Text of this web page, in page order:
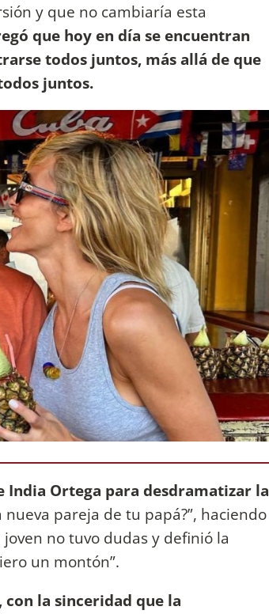
y que no cambiaría esta
que hoy en día se encuentran
todos juntos, más allá de que
juntos.
India Ortega para desdramatizar la
nueva pareja de tu papá?”, haciendo
joven no tuvo dudas y definió la
un montón”.
con la sinceridad que la